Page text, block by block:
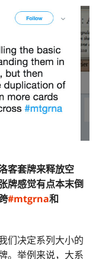
客套牌来释放空
牌感觉有点本末倒
#mtgrna和
们决定系列大小的
。举例来说，大系